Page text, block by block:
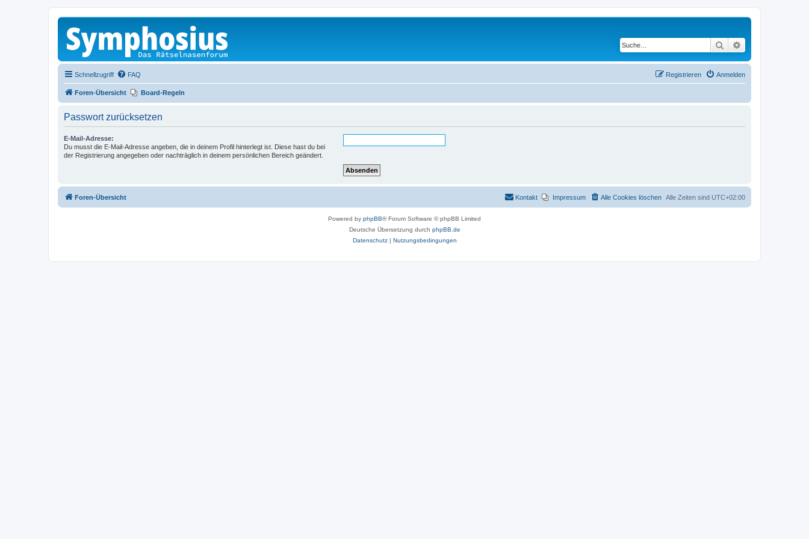
Suche
Schnellzugriff FAQ Anmelden
Registrieren
Foren-Übersicht Board-Regeln
Passwort zurücksetzen
E-Mail-Adresse:
Du musst die E-Mail-Adresse angeben, die in deinem Profil hinterlegt ist. Diese hast du bei
der Registrierung angegeben oder nachträglich in deinem persönlichen Bereich geändert.
Foren-Übersicht Alle Zeiten sind UTC+02:00
Alle Cookies löschen
Impressum
Kontakt
Powered by phpBB® Forum Software © phpBB Limited
Deutsche Übersetzung durch phpBB.de
Datenschutz| Nutzungsbedingungen